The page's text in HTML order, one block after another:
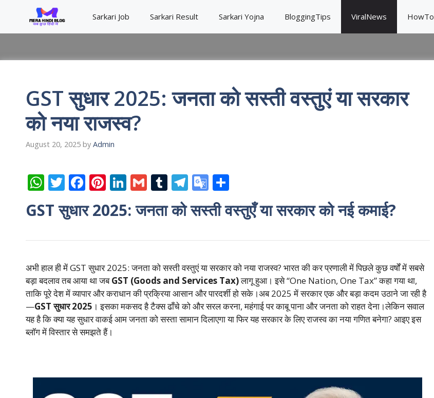
content
Sarkari Job Sarkari Result Sarkari Yojna BloggingTips ViralNews HowTo
GST सुधार 2025: जनता को सस्ती वस्तुएं या सरकार
को नया राजस्व?
August 20, 2025 by Admin
W
h
at
A
p
p
T
itt
F
ac
e
o
o
k
Pi
nt
er
st
Li
k
dI
n
G
ai
T
m
r
T
e
a
m
G
o
o
e
Tr
a
n
sl
at
ar
GST सुधार 2025: जनता को सस्ती वस्तुएँ या सरकार को नई कमाई?
अभी हाल ही में GST सुधार 2025: जनता को सस्ती वस्तुएं या सरकार को नया राजस्व? भारत की कर प्रणाली में पिछले कुछ वर्षों में सबसे
बड़ा बदलाव तब आया था जबGST (Goods and Services Tax)लागू हुआ। इसे “One Nation, One Tax” कहा गया था,
ताकि पूरे देश में व्यापार और कराधान की प्रक्रिया आसान और पारदर्शी हो सके।अब 2025 में सरकार एक और बड़ा कदम उठाने जा रही है
—GST सुधार 2025 । इसका मकसद है टैक्स ढाँचे को और सरल करना, महंगाई पर काबू पाना और जनता को राहत देना।लेकिन सवाल
यह है कि क्या यह सुधार वाकई आम जनता को सस्ता सामान दिलाएगा या फिर यह सरकार के लिए राजस्व का नया गणित बनेगा? आइए इस
ब्लॉग में विस्तार से समझते हैं।